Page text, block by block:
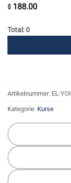
$ 188.00
Total: 0
Artikelnummer: EL-
Kategorie: Kurse